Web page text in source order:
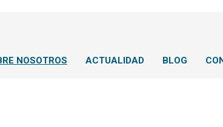
NOSOTROS ACTUALIDAD BLOG